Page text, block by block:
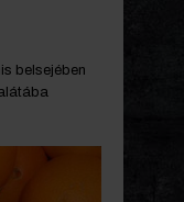
belsejében